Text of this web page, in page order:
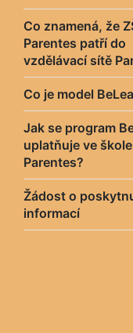
Co znamená, že
Parentes patří do
vzdělávací sítě
Co je model
Jak se program
uplatňuje ve škole
Parentes?
Žádost o
informací